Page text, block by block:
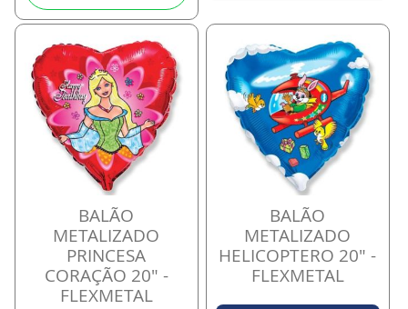
BALÃO
METALIZADO
PRINCESA
CORAÇÃO 20" -
FLEXMETAL
BALÃO
METALIZADO
HELICOPTERO 20" -
FLEXMETAL